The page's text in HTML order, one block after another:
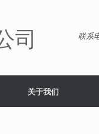
司 联系
关于我们